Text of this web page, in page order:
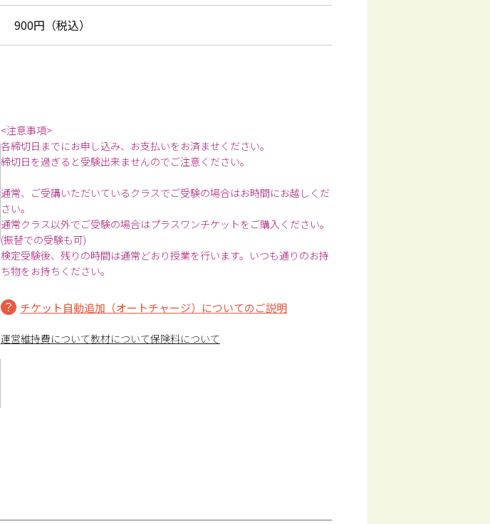
900円（税込）
<注意事項>
各締切日までにお申し込み、お支払いをお済ませください。
締切日を過ぎると受験出来ませんのでご注意ください。
通常、ご受講いただいているクラスでご受験の場合はお時間にお越しくだ
さい。
通常クラス以外でご受験の場合はプラスワンチケットをご購入ください。
(振替での受験も可)
検定受験後、残りの時間は通常どおり授業を行います。いつも通りのお持
ち物をお持ちください。
チケット自動追加（オートチャージ）についてのご説明
運営維持費について教材について保険料について